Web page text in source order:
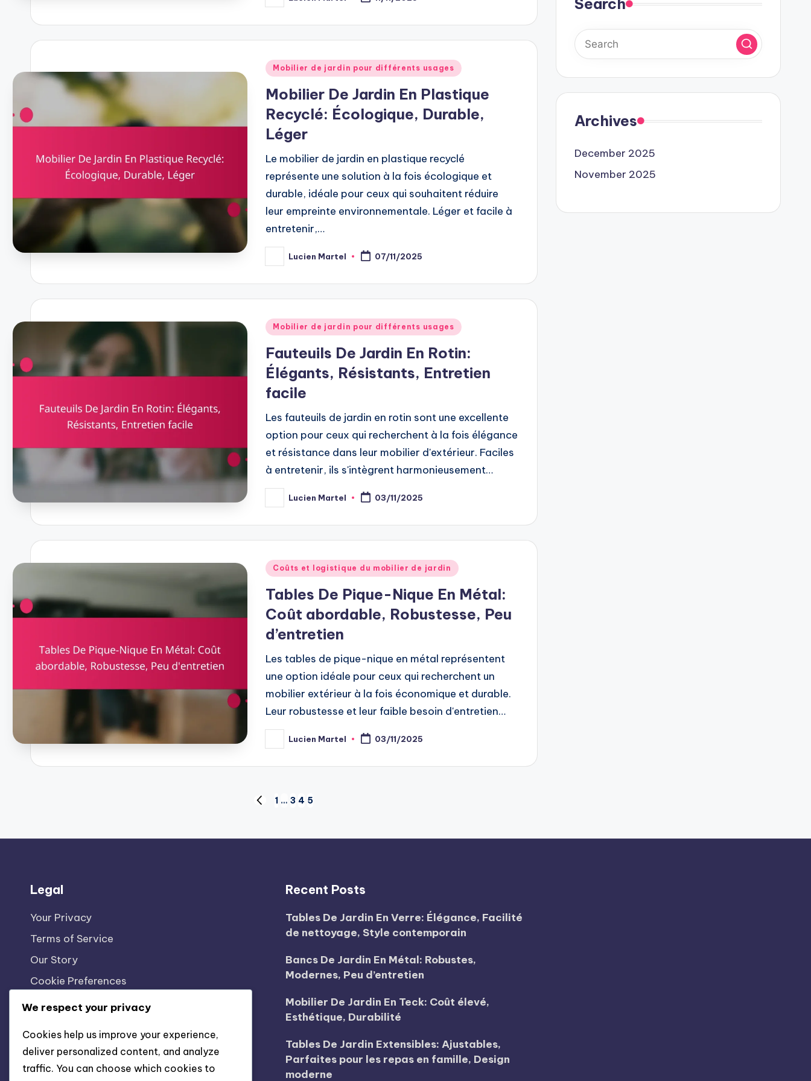
by
Posted
Mobilier de jardin pour différents usages
Mobilier De Jardin En Plastique
Recyclé: Écologique, Durable,
Léger
Le mobilier de jardin en plastique recyclé
représente une solution à la fois écologique et
durable, idéale pour ceux qui souhaitent réduire
leur empreinte environnementale. Léger et facile à
entretenir,…
Posted
by
Lucien Martel 07/11/2025
Posted
Mobilier de jardin pour différents usages
Fauteuils De Jardin En Rotin:
Élégants, Résistants, Entretien
facile
Les fauteuils de jardin en rotin sont une excellente
option pour ceux qui recherchent à la fois élégance
et résistance dans leur mobilier d'extérieur. Faciles
à entretenir, ils s'intègrent harmonieusement…
Posted
by
Lucien Martel 03/11/2025
Posted
Coûts et logistique du mobilier de jardin
Tables De Pique-Nique En Métal:
Coût abordable, Robustesse, Peu
d’entretien
Les tables de pique-nique en métal représentent
une option idéale pour ceux qui recherchent un
mobilier extérieur à la fois économique et durable.
Leur robustesse et leur faible besoin d'entretien…
Posted
by
Lucien Martel 03/11/2025
pagination
PREVIOUS
1 … 3 4 5
Search
Archives
December 2025
November 2025
Legal
Your Privacy
Terms of Service
Our Story
Cookie Preferences
Get in Touch
Recent Posts
Tables De Jardin En Verre: Élégance, Facilité
de nettoyage, Style contemporain
Bancs De Jardin En Métal: Robustes,
Modernes, Peu d’entretien
Mobilier De Jardin En Teck: Coût élevé,
Esthétique, Durabilité
Tables De Jardin Extensibles: Ajustables,
Parfaites pour les repas en famille, Design
moderne
We respect your privacy
Cookies help us improve your experience,
deliver personalized content, and analyze
traffic. You can choose which cookies to